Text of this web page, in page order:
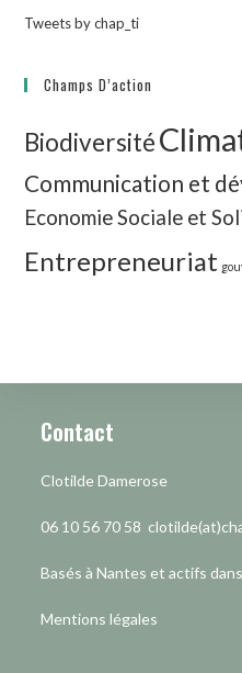
Tweets by chap_ti
Champs D’action
Biodiversité
Communication et
Economie Sociale et
Entrepreneuriat
Contact
Clotilde Damerose
06 10 56 70 58
Basés à Nantes et actifs
Mentions légales